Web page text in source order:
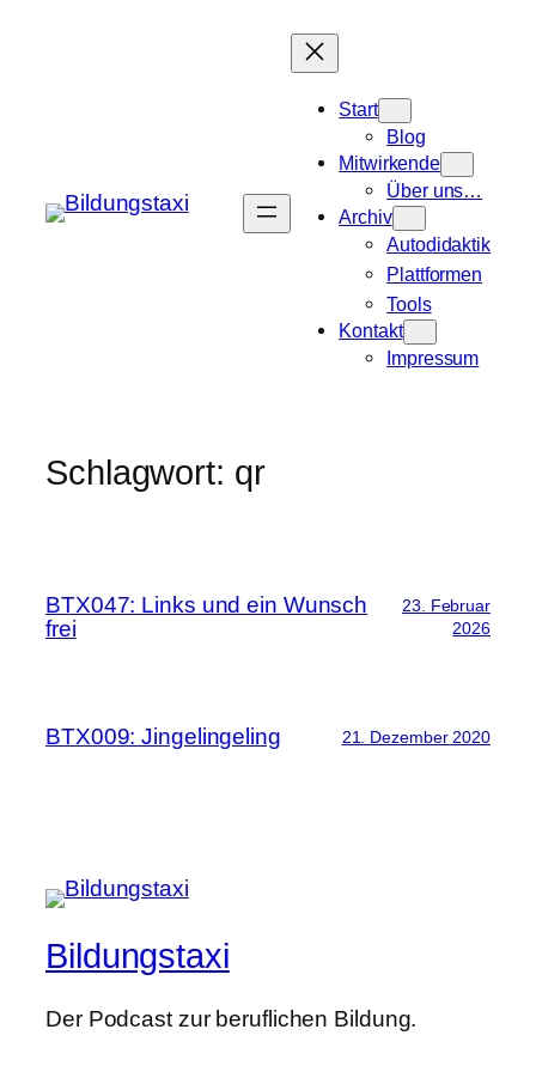
Start
Blog
Mitwirkende
Über uns…
Archiv
Autodidaktik
Plattformen
Tools
Kontakt
Impressum
Schlagwort: qr
BTX047: Links und ein Wunsch
frei
23. Februar
2026
BTX009: Jingelingeling 21. Dezember 2020
Bildungstaxi
Der Podcast zur beruflichen Bildung.